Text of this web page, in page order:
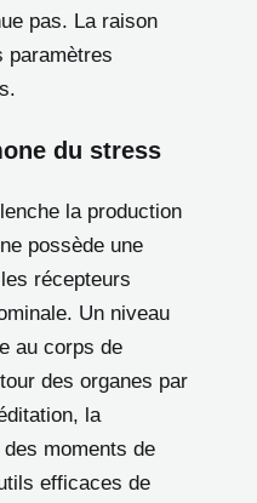
pas. La raison
paramètres
du stress
la production
possède une
récepteurs
Un niveau
au corps de
des organes par
la
moments de
efficaces de